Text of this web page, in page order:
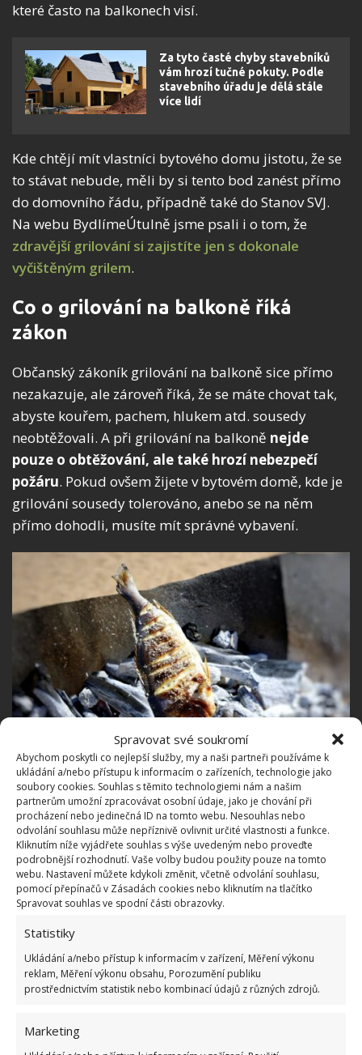
Spravovat své soukromí
Abychom poskytli co nejlepší služby, my a naši partneři používáme k
ukládání a/nebo přístupu k informacím o zařízeních, technologie jako
soubory cookies. Souhlas s těmito technologiemi nám a našim
partnerům umožní zpracovávat osobní údaje, jako je chování při
procházení nebo jedinečná ID na tomto webu. Nesouhlas nebo
odvolání souhlasu může nepříznivě ovlivnit určité vlastnosti a funkce.
Kliknutím níže vyjádřete souhlas s výše uvedeným nebo proveďte
podrobnější rozhodnutí. Vaše volby budou použity pouze na tomto
webu. Nastavení můžete kdykoli změnit, včetně odvolání souhlasu,
pomocí přepínačů v Zásadách cookies nebo kliknutím na tlačítko
Spravovat souhlas ve spodní části obrazovky.
Statistiky
Ukládání a/nebo přístup k informacím v zařízení, Měření výkonu
reklam, Měření výkonu obsahu, Porozumění publiku
prostřednictvím statistik nebo kombinací údajů z různých zdrojů.
Marketing
které často na balkonech visí.
Za tyto časté chyby stavebníků
vám hrozí tučné pokuty. Podle
stavebního úřadu je dělá stále
více lidí
Kde chtějí mít vlastníci bytového domu jistotu, že se
to stávat nebude, měli by si tento bod zanést přímo
do domovního řádu, případně také do Stanov SVJ.
Na webu BydlímeÚtulně jsme psali i o tom, že
zdravější grilování si zajistíte jen s dokonale
vyčištěným grilem.
Co o grilování na balkoně říká
zákon
Občanský zákoník grilování na balkoně sice přímo
nezakazuje, ale zároveň říká, že se máte chovat tak,
abyste kouřem, pachem, hlukem atd. sousedy
neobtěžovali. A při grilování na balkoně nejde
pouze o obtěžování, ale také hrozí nebezpečí
požáru. Pokud ovšem žijete v bytovém domě, kde je
grilování sousedy tolerováno, anebo se na něm
přímo dohodli, musíte mít správné vybavení.
Fotografie: Pixabay
Konkrétně gril, na němž je uvedeno, že ho lze
používat i na balkoně, píše webdTest. Ostatní grily
povoleny nejsou, neboť hrozí nebezpečí požáru.
plynových nebo
výhodou, že z nich nejde štiplavý kouř. Kdo má
rád maso grilované na dřevěném uhlí, může si
ventilátoru kouř také neuvolňuje. A v blízkosti grilu
nesmí být žádné hořlavé předměty. Hned vedle by